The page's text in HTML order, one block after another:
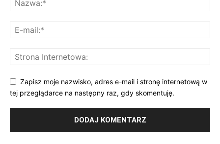
Zapisz moje nazwisko, adres e-mail i stronę internetową w
tej przeglądarce na następny raz, gdy skomentuję.